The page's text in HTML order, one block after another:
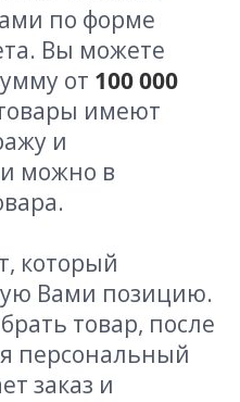
по форме
Вы можете
от 100 000
имеют
и
можно в
который
Вами позицию.
товар, после
персональный
заказ и